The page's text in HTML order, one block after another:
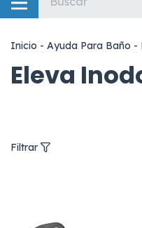
Inicio - Ayuda Para Baño -
Eleva
Filtrar